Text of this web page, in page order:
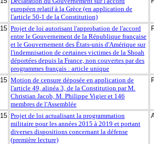
européen relatif à la Grèce (en application de
l'article 50-1 de la Constitution)
Projet de loi autorisant l'approbation de l'accord
entre le Gouvernement de la République française
et le Gouvernement des États-unis d'Amérique sur
l'indemnisation de certaines victimes de la Shoah
déportées depuis la France, non couvertes par des
programmes français : article unique
Motion de censure déposée en application de
l'article 49, alinéa 3, de la Constitution par M.
Christian Jacob, M. Philippe Vigier et 146
membres de l'Assemblée
Projet de loi actualisant la programmation
militaire pour les années 2015 à 2019 et portant
diverses dispositions concernant la défense
(première lecture)